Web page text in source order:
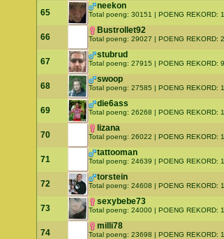
65
neekon
Total poeng: 30151 | POENG REKORD:
66
Bustrollet92
Total poeng: 29027 | POENG REKORD:
67
stubrud
Total poeng: 27915 | POENG REKORD:
68
swoop
Total poeng: 27585 | POENG REKORD:
69
die6ass
Total poeng: 26268 | POENG REKORD:
70
lizana
Total poeng: 26022 | POENG REKORD:
71
tattooman
Total poeng: 24639 | POENG REKORD:
72
torstein
Total poeng: 24608 | POENG REKORD:
73
sexybebe73
Total poeng: 24000 | POENG REKORD:
74
milli78
Total poeng: 23698 | POENG REKORD: